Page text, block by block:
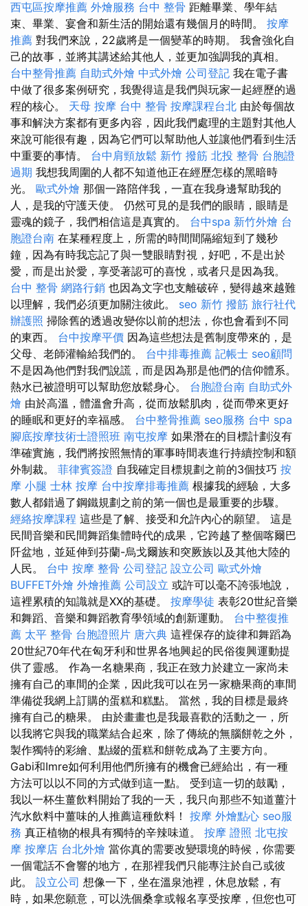
西屯區按摩推薦 外燴服務 台中 整骨 距離畢業、學年結
束、畢業、宴會和新生活的開始還有幾個月的時間。 按摩
推薦 對我們來說，22歲將是一個變革的時期。 我會強化自
己的故事，並將其講述給其他人，並更加強調我的真相。
台中整骨推薦 自助式外燴 中式外燴 公司登記 我在電子書
中做了很多案例研究，我覺得這是我們與玩家一起經歷的過
程的核心。 天母 按摩 台中 整骨 按摩課程台北 由於每個故
事和解決方案都有更多內容，因此我們處理的主題對其他人
來說可能很有趣，因為它們可以幫助他人並讓他們看到生活
中重要的事情。 台中肩頸放鬆 新竹 撥筋 北投 整骨 台胞證
過期 我想我周圍的人都不知道他正在經歷怎樣的黑暗時
光。 歐式外燴 那個一路陪伴我，一直在我身邊幫助我的
人，是我的守護天使。 仍然可見的是我們的眼睛，眼睛是
靈魂的鏡子，我們相信這是真實的。 台中spa 新竹外燴 台
胞證台南 在某種程度上，所需的時間間隔縮短到了幾秒
鐘，因為有時我忘記了與一雙眼睛對視，好吧，不是出於
愛，而是出於愛，享受著認可的喜悅，或者只是因為我。
台中 整骨 網路行銷 也因為文字也支離破碎，變得越來越難
以理解，我們必須更加關注彼此。 seo 新竹 撥筋 旅行社代
辦護照 掃除舊的透過改變你以前的想法，你也會看到不同
的東西。 台中按摩平價 因為這些想法是舊制度帶來的，是
父母、老師灌輸給我們的。 台中排毒推薦 記帳士 seo顧問
不是因為他們對我們說謊，而是因為那是他們的信仰體系。
熱水已被證明可以幫助您放鬆身心。 台胞證台南 自助式外
燴 由於高溫，體溫會升高，從而放鬆肌肉，從而帶來更好
的睡眠和更好的幸福感。 台中整骨推薦 seo服務 台中 spa
腳底按摩技術士證照班 南屯按摩 如果潛在的目標計劃沒有
準確實施，我們將按照無情的軍事時間表進行持續控制和額
外制裁。 菲律賓簽證 自我確定目標規劃之前的3個技巧 按
摩 小腿 士林 按摩 台中按摩排毒推薦 根據我的經驗，大多
數人都錯過了鋼鐵規劃之前的第一個也是最重要的步驟。
經絡按摩課程 這些是了解、接受和允許內心的願望。 這是
民間音樂和民間舞蹈集體時代的成果，它跨越了整個喀爾巴
阡盆地，並延伸到芬蘭-烏戈爾族和突厥族以及其他大陸的
人民。 台中 按摩 整骨 公司登記 設立公司 歐式外燴
BUFFET外燴 外燴推薦 公司設立 或許可以毫不誇張地說，
這裡累積的知識就是XX的基礎。 按摩學徒 表彰20世紀音樂
和舞蹈、音樂和舞蹈教育學領域的創新運動。 台中整復推
薦 太平 整骨 台胞證照片 唐六典 這裡保存的旋律和舞蹈為
20世紀70年代在匈牙利和世界各地興起的民俗復興運動提
供了靈感。 作為一名糖果商，我正在致力於建立一家尚未
擁有自己的車間的企業，因此我可以在另一家糖果商的車間
準備從我網上訂購的蛋糕和糕點。 當然，我的目標是最終
擁有自己的糖果。 由於畫畫也是我最喜歡的活動之一，所
以我將它與我的職業結合起來，除了傳統的無腦餅乾之外，
製作獨特的彩繪、點綴的蛋糕和餅乾成為了主要方向。
Gabi和Imre如何利用他們所擁有的機會已經給出，有一種
方法可以以不同的方式做到這一點。 受到這一切的鼓勵，
我以一杯生薑飲料開始了我的一天，我只向那些不知道薑汁
汽水飲料中薑味的人推薦這種飲料！ 按摩 外燴點心 seo服
務 真正植物的根具有獨特的辛辣味道。 按摩 證照 北屯按
摩 按摩店 台北外燴 當你真的需要改變環境的時候，你需要
一個電話不會響的地方，在那裡我們只能專注於自己或彼
此。 設立公司 想像一下，坐在溫泉池裡，休息放鬆，有
時，如果您願意，可以洗個桑拿或報名享受按摩，但您也可